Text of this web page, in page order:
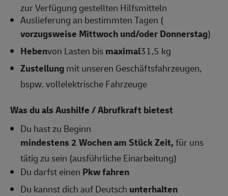
zur Verfügung gestellten Hilfsmitteln
Auslieferung an bestimmten Tagen (
vorzugsweise Mittwoch und/oder Donnerstag)
Hebenvon Lasten bismaximal31,5 kg
Zustellungmit unseren Geschäftsfahrzeugen,
bspw. vollelektrische Fahrzeuge
Was du als Aushilfe / Abrufkraft bietest
Du hast zu Beginn
mindestens 2 Wochen am Stück Zeit,für uns
tätig zu sein (ausführliche Einarbeitung)
Du darfst einen Pkw fahren
Du kannst dich auf Deutsch unterhalten